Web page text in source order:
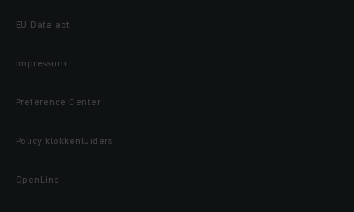
EU Data act
Impressum
Preference Center
Policy klokkenluiders
OpenLine